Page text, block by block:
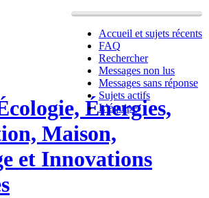
Accueil et sujets récents
FAQ
Rechercher
Messages non lus
Messages sans réponse
Sujets actifs
L’équipe
Énergies,
Maison,
et Innovations